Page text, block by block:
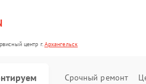
центр г.Архангельск
Срочный ремонт